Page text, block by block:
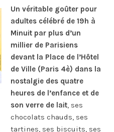
Un véritable goûter pour
adultes célébré de 19h à
Minuit par plus d’un
millier de Parisiens
devant la Place de l’Hôtel
de Ville (Paris 4è) dans la
nostalgie des quatre
heures de l’enfance et de
son verre de lait, ses
chocolats chauds, ses
tartines, ses biscuits, ses